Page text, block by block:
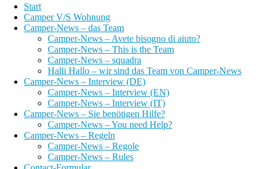
Start
Camper V/S Wohnung
Camper-News – das Team
Camper-News – Avete bisogno di aiuto?
Camper-News – This is the Team
Camper-News – squadra
Halli Hallo – wir sind das Team von Camper-News
Camper-News – Interview (DE)
Camper-News – Interview (EN)
Camper-News – Interview (IT)
Camper-News – Sie benötigen Hilfe?
Camper-News – You need Help?
Camper-News – Regeln
Camper-News – Regole
Camper-News – Rules